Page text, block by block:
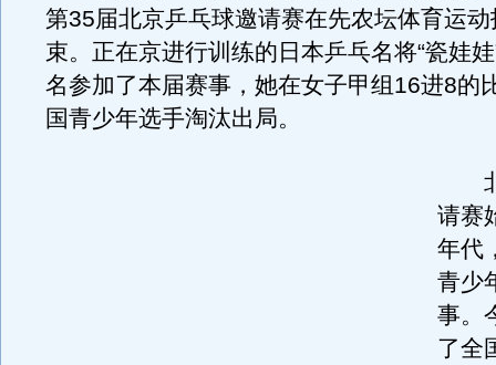
第35届北京乒乓球邀请赛在先农坛体育运
束。正在京进行训练的日本乒乓名将“瓷娃
名参加了本届赛事，她在女子甲组16进8的
国青少年选手淘汰出局。
北
请赛
年代
青少
事。
了全